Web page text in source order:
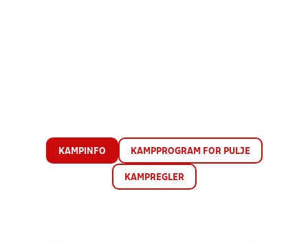
KAMPINFO KAMPPROGRAM FOR PULJE
KAMPREGLER